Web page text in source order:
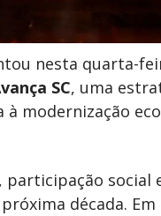
nesta quarta-
SC, uma
modernização
participação social
década.